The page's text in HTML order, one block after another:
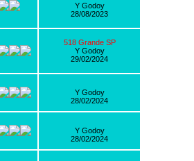
Y Godoy
28/08/2023
518 Grande SP
Y Godoy
29/02/2024
Y Godoy
28/02/2024
Y Godoy
28/02/2024